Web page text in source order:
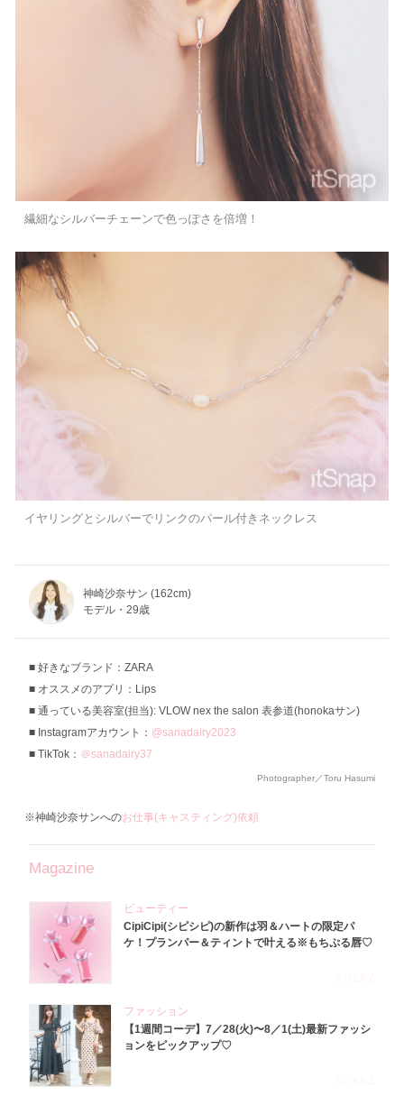
繊細なシルバーチェーンで色っぽさを倍増！
イヤリングとシルバーでリンクのパール付きネックレス
神崎沙奈サン (162cm)
モデル・29歳
好きなブランド：ZARA
オススメのアプリ：Lips
通っている美容室(担当): VLOW nex the salon 表参道(honokaサン)
Instagramアカウント： @sanadairy2023
TikTok： ＠sanadairy37
Photographer／Toru Hasumi
※神崎沙奈サンへのお仕事(キャスティング)依頼
Magazine
ビューティー
CipiCipi(シピシピ)の新作は羽＆ハートの限定パ
ケ！プランパー＆ティントで叶える※もちぷる唇♡
ファッション
【1週間コーデ】7／28(火)〜8／1(土)最新ファッシ
ョンをピックアップ♡